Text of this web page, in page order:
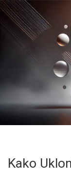
Kako